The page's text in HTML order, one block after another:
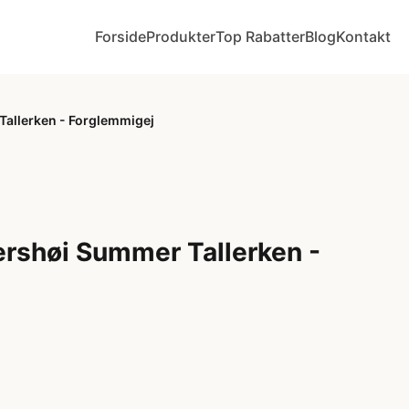
ForsideProdukterTop RabatterBlogKontakt
- Forglemmigej
Summer Tallerken -